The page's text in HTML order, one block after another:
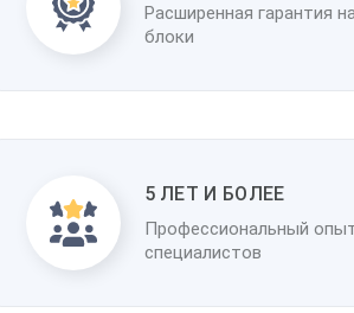
Расширенная гарантия
блоки
5 ЛЕТ И БОЛЕЕ
Профессиональный
специалистов